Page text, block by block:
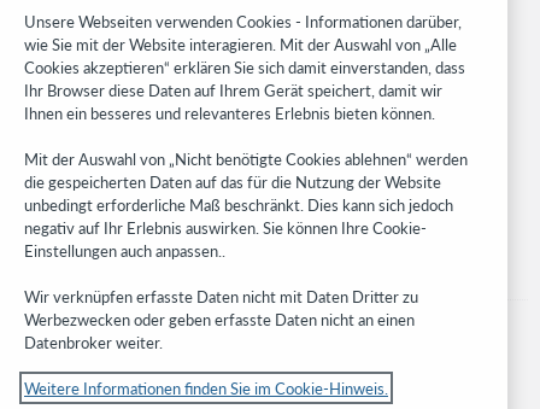
Research
WebJunction
Developer Network
Stay in the know.
Get the latest product updates, research, events, and much more—
right to your inbox.
Subscribe now
Unsere Webseiten verwenden Cookies - Informationen darüber,
wie Sie mit der Website interagieren. Mit der Auswahl von „Alle
Cookies akzeptieren“ erklären Sie sich damit einverstanden, dass
Ihr Browser diese Daten auf Ihrem Gerät speichert, damit wir
Ihnen ein besseres und relevanteres Erlebnis bieten können.
Mit der Auswahl von „Nicht benötigte Cookies ablehnen“ werden
die gespeicherten Daten auf das für die Nutzung der Website
unbedingt erforderliche Maß beschränkt. Dies kann sich jedoch
negativ auf Ihr Erlebnis auswirken. Sie können Ihre Cookie-
Einstellungen auch anpassen..
Wir verknüpfen erfasste Daten nicht mit Daten Dritter zu
Werbezwecken oder geben erfasste Daten nicht an einen
Datenbroker weiter.
Weitere Informationen finden Sie im Cookie-Hinweis.